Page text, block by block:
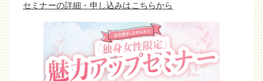
セミナーの詳細・申し込みはこちらから